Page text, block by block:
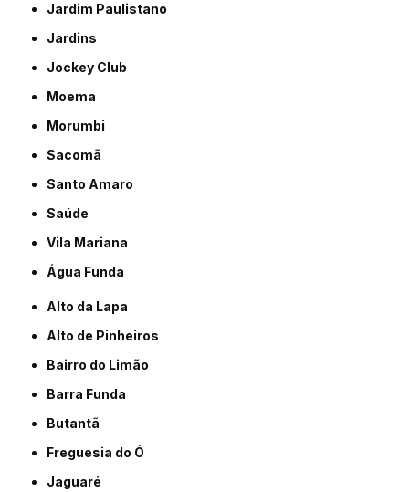
Jardim Paulistano
Jardins
Jockey Club
Moema
Morumbi
Sacomã
Santo Amaro
Saúde
Vila Mariana
Água Funda
Alto da Lapa
Alto de Pinheiros
Bairro do Limão
Barra Funda
Butantã
Freguesia do Ó
Jaguaré